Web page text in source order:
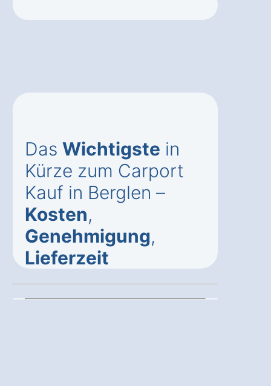
Das Wichtigste in
Kürze zum Carport
Kauf in Berglen –
Kosten,
Genehmigung,
Lieferzeit